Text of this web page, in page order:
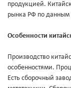
продукцией.
рынка РФ по данным
Особенности
Производство
особенностями.
Есть сборочный